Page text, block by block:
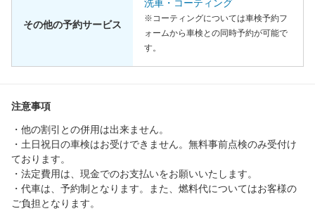
その他の予約サービス
洗車・コーティング
※コーティングについては車検予約フ
ォームから車検との同時予約が可能で
す。
注意事項
・他の割引との併用は出来ません。
・土日祝日の車検はお受けできません。無料事前点検のみ受付け
ております。
・法定費用は、現金でのお支払いをお願いいたします。
・代車は、予約制となります。また、燃料代についてはお客様の
ご負担となります。